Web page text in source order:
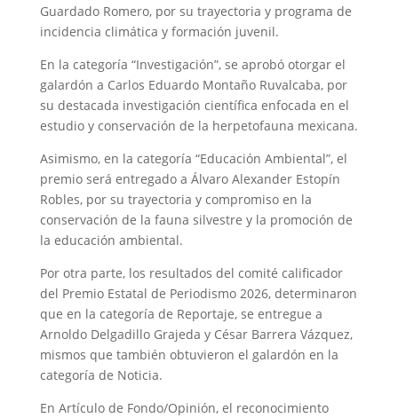
Guardado Romero, por su trayectoria y programa de
incidencia climática y formación juvenil.
En la categoría “Investigación”, se aprobó otorgar el
galardón a Carlos Eduardo Montaño Ruvalcaba, por
su destacada investigación científica enfocada en el
estudio y conservación de la herpetofauna mexicana.
Asimismo, en la categoría “Educación Ambiental”, el
premio será entregado a Álvaro Alexander Estopín
Robles, por su trayectoria y compromiso en la
conservación de la fauna silvestre y la promoción de
la educación ambiental.
Por otra parte, los resultados del comité calificador
del Premio Estatal de Periodismo 2026, determinaron
que en la categoría de Reportaje, se entregue a
Arnoldo Delgadillo Grajeda y César Barrera Vázquez,
mismos que también obtuvieron el galardón en la
categoría de Noticia.
En Artículo de Fondo/Opinión, el reconocimiento